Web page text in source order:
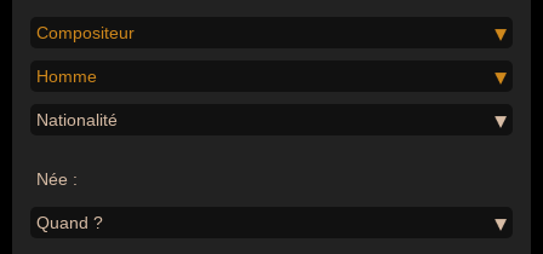
Compositeur
Homme
Nationalité
Née :
Quand ?